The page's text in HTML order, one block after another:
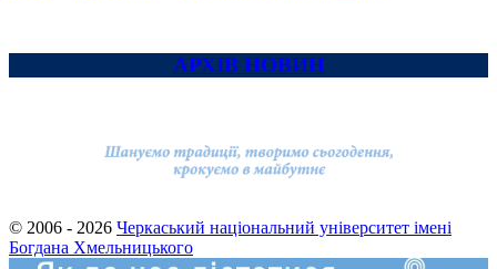
АРХІВ НОВИН
© 2006 - 2026 Черкаський національний університет імені
Богдана Хмельницького